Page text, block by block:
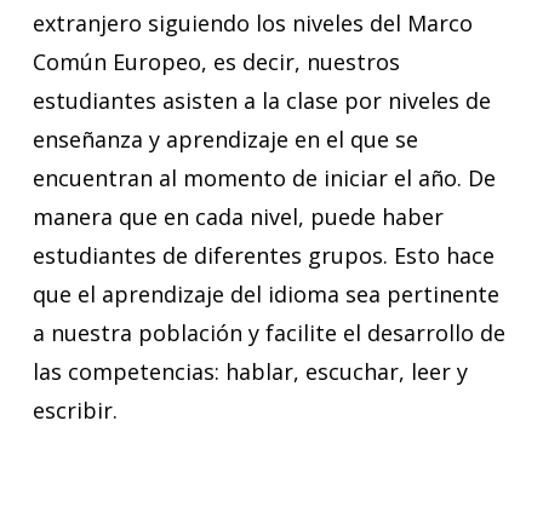
extranjero siguiendo los niveles del Marco
Común Europeo, es decir, nuestros
estudiantes asisten a la clase por niveles de
enseñanza y aprendizaje en el que se
encuentran al momento de iniciar el año. De
manera que en cada nivel, puede haber
estudiantes de diferentes grupos. Esto hace
que el aprendizaje del idioma sea pertinente
a nuestra población y facilite el desarrollo de
las competencias: hablar, escuchar, leer y
escribir.